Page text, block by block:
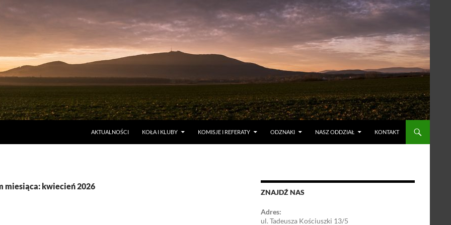
AKTUALNOŚCI KOŁA I KLUBY KOMISJE I REFERATY ODZNAKI NASZ ODDZIAŁ KONTAKT
miesiąca: kwiecień 2026
ZNAJDŹ NAS
Adres:
ul. Tadeusza Kościuszki 13/5